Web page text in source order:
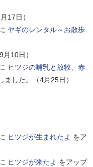
17日）
ヤギのレンタル～お散歩
10日）
ヒツジの哺乳と放牧
赤
ました。（4月25日）
ヒツジが生まれたよ をア
ヒツジが来たよ をアップ